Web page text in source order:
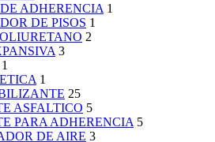
ADHERENCIA 1
DE PISOS 1
2
3
1
1
25
ASFALTICO 5
PARA ADHERENCIA 5
DE AIRE 3